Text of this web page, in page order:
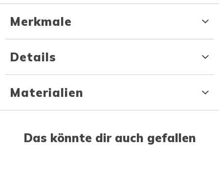
Merkmale
Details
Materialien
Das könnte dir auch gefallen